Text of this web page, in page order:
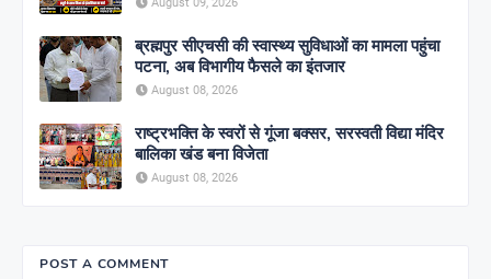
ब्रह्मपुर सीएचसी की स्वास्थ्य सुविधाओं का मामला पहुंचा
पटना, अब विभागीय फैसले का इंतजार
August 08, 2026
राष्ट्रभक्ति के स्वरों से गूंजा बक्सर, सरस्वती विद्या मंदिर
बालिका खंड बना विजेता
August 08, 2026
POST A COMMENT